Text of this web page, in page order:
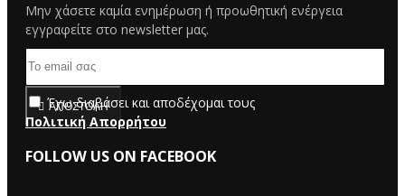
Μην χάσετε καμία ενημέρωση ή προωθητική ενέργεια
εγγραφείτε στο newsletter μας.
ΑΠΟΣΤΟΛΉ
Έχω διαβάσει και αποδέχομαι τους
Πολιτική Απορρήτου
FOLLOW US ON FACEBOOK